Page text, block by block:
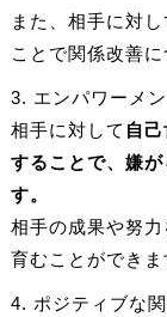
また、相手に対
ことで関係改善に
3. エンパワーメ
相手に対して 自
することで、嫌
す。
相手の成果や努
育むことができま
4. ポジティブな